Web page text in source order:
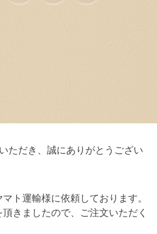
ただき、誠にありがとうござい
ト運輸様に依頼しております。
きましたので、ご注文いただく